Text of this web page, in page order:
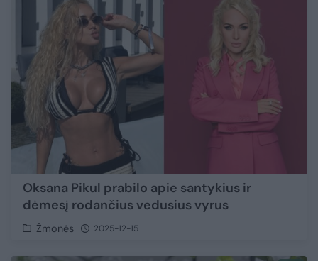
Oksana Pikul prabilo apie santykius ir
dėmesį rodančius vedusius vyrus
Žmonės 2025-12-15